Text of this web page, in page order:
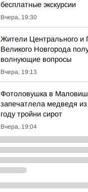
бесплатные экскурсии
Вчера, 19:30
Жители Центрального и
Великого Новгорода
волнующие вопросы
Вчера, 19:13
Фотоловушка в
запечатлела медведя
году тройни сирот
Вчера, 19:04